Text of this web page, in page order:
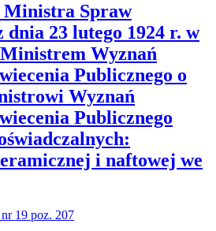
Ministra Spraw
23 lutego 1924 r. w
Wyznań
Publicznego o
Wyznań
Publicznego
i naftowej we
19 poz. 207